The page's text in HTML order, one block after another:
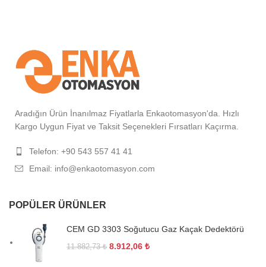
Aradığın Ürün İnanılmaz Fiyatlarla Enkaotomasyon'da. Hızlı
Kargo Uygun Fiyat ve Taksit Seçenekleri Fırsatları Kaçırma.
Telefon: +90 543 557 41 41
Email: info@enkaotomasyon.com
POPÜLER ÜRÜNLER
CEM GD 3303 Soğutucu Gaz Kaçak Dedektörü
11.882,73₺ 8.912,06 ₺